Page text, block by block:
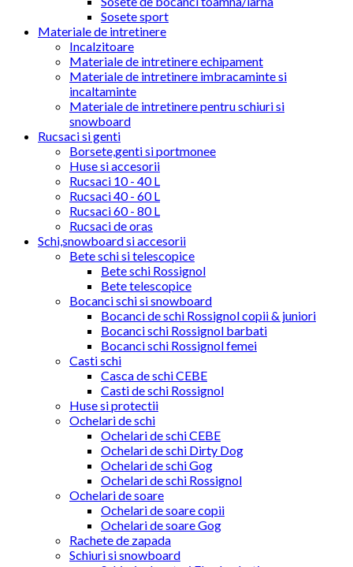
Sosete sport
Materiale de intretinere
Incalzitoare
Materiale de intretinere echipament
Materiale de intretinere imbracaminte si
incaltaminte
Materiale de intretinere pentru schiuri si
snowboard
Rucsaci si genti
Borsete,genti si portmonee
Huse si accesorii
Rucsaci 10 - 40 L
Rucsaci 40 - 60 L
Rucsaci 60 - 80 L
Rucsaci de oras
Schi,snowboard si accesorii
Bete schi si telescopice
Bete schi Rossignol
Bete telescopice
Bocanci schi si snowboard
Bocanci de schi Rossignol copii & juniori
Bocanci schi Rossignol barbati
Bocanci schi Rossignol femei
Casti schi
Casca de schi CEBE
Casti de schi Rossignol
Huse si protectii
Ochelari de schi
Ochelari de schi CEBE
Ochelari de schi Dirty Dog
Ochelari de schi Gog
Ochelari de schi Rossignol
Ochelari de soare
Ochelari de soare copii
Ochelari de soare Gog
Rachete de zapada
Schiuri si snowboard